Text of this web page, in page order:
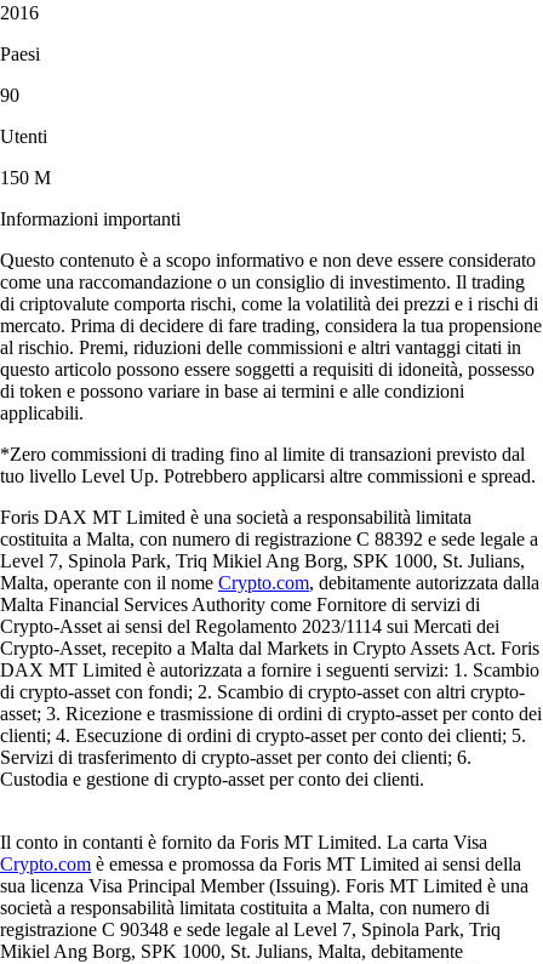
2016
Paesi
90
Utenti
150 M
Informazioni importanti
Questo contenuto è a scopo informativo e non deve essere considerato
come una raccomandazione o un consiglio di investimento. Il trading
di criptovalute comporta rischi, come la volatilità dei prezzi e i rischi di
mercato. Prima di decidere di fare trading, considera la tua propensione
al rischio. Premi, riduzioni delle commissioni e altri vantaggi citati in
questo articolo possono essere soggetti a requisiti di idoneità, possesso
di token e possono variare in base ai termini e alle condizioni
applicabili.
*Zero commissioni di trading fino al limite di transazioni previsto dal
tuo livello Level Up. Potrebbero applicarsi altre commissioni e spread.
Foris DAX MT Limited è una società a responsabilità limitata
costituita a Malta, con numero di registrazione C 88392 e sede legale a
Level 7, Spinola Park, Triq Mikiel Ang Borg, SPK 1000, St. Julians,
Malta, operante con il nome Crypto.com, debitamente autorizzata dalla
Malta Financial Services Authority come Fornitore di servizi di
Crypto-Asset ai sensi del Regolamento 2023/1114 sui Mercati dei
Crypto-Asset, recepito a Malta dal Markets in Crypto Assets Act. Foris
DAX MT Limited è autorizzata a fornire i seguenti servizi: 1. Scambio
di crypto-asset con fondi; 2. Scambio di crypto-asset con altri crypto-
asset; 3. Ricezione e trasmissione di ordini di crypto-asset per conto dei
clienti; 4. Esecuzione di ordini di crypto-asset per conto dei clienti; 5.
Servizi di trasferimento di crypto-asset per conto dei clienti; 6.
Custodia e gestione di crypto-asset per conto dei clienti.
Il conto in contanti è fornito da Foris MT Limited. La carta Visa
Crypto.com è emessa e promossa da Foris MT Limited ai sensi della
sua licenza Visa Principal Member (Issuing). Foris MT Limited è una
società a responsabilità limitata costituita a Malta, con numero di
registrazione C 90348 e sede legale al Level 7, Spinola Park, Triq
Mikiel Ang Borg, SPK 1000, St. Julians, Malta, debitamente